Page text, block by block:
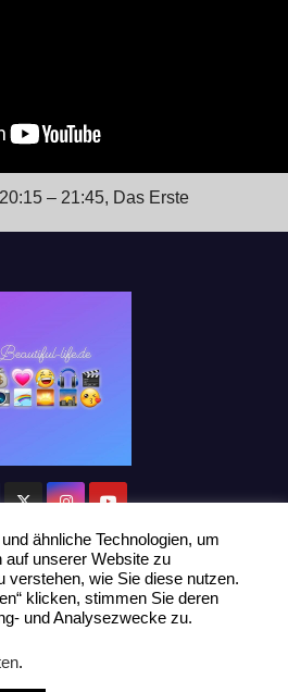
– 21:45, Das Erste
|Theme: Newsup vonThemeansar
ähnliche Technologien, um
auf unserer Website zu
verstehen, wie Sie diese nutzen.
klicken, stimmen Sie deren
und Analysezwecke zu.
.